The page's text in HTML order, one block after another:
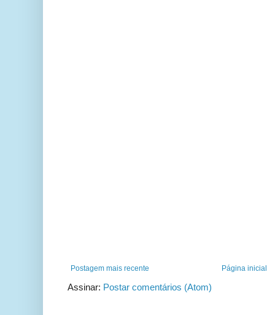
Postagem mais recente Página inicial
Assinar: Postar comentários (Atom)